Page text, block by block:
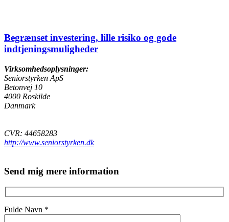
Begrænset investering, lille risiko og gode
indtjeningsmuligheder
Virksomhedsoplysninger:
Seniorstyrken ApS
Betonvej 10
4000 Roskilde
Danmark
CVR: 44658283
http://www.seniorstyrken.dk
Send mig mere information
Fulde Navn *